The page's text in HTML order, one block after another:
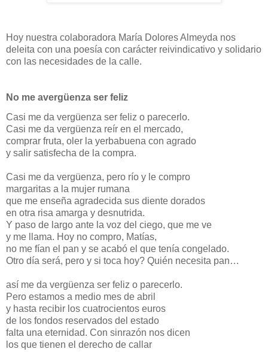
Hoy nuestra colaboradora María Dolores Almeyda nos
deleita con una poesía con carácter reivindicativo y solidario
con las necesidades de la calle.
No me avergüenza ser feliz
Casi me da vergüenza ser feliz o parecerlo.
Casi me da vergüenza reír en el mercado,
comprar fruta, oler la yerbabuena con agrado
y salir satisfecha de la compra.
Casi me da vergüenza, pero río y le compro
margaritas a la mujer rumana
que me enseña agradecida sus diente dorados
en otra risa amarga y desnutrida.
Y paso de largo ante la voz del ciego, que me ve
y me llama. Hoy no compro, Matías,
no me fían el pan y se acabó el que tenía congelado.
Otro día será, pero y si toca hoy? Quién necesita pan…
así me da vergüenza ser feliz o parecerlo.
Pero estamos a medio mes de abril
y hasta recibir los cuatrocientos euros
de los fondos reservados del estado
falta una eternidad. Con sinrazón nos dicen
los que tienen el derecho de callar